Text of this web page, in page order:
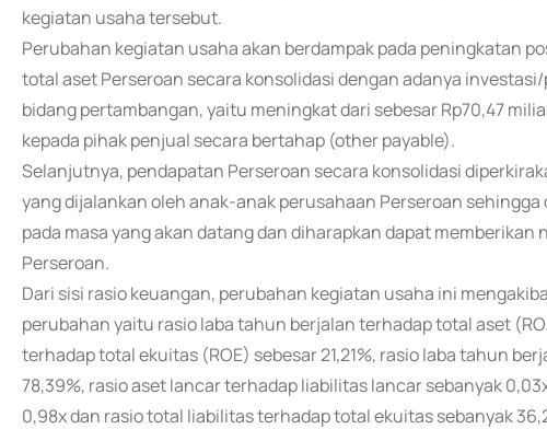
kegiatan usaha tersebut.
Perubahan kegiatan usaha akan berdampak pada peningkatan
total aset Perseroan secara konsolidasi dengan adanya
bidang pertambangan, yaitu meningkat dari sebesar Rp70,47
kepada pihak penjual secara bertahap (other payable).
Selanjutnya, pendapatan Perseroan secara konsolidasi
yang dijalankan oleh anak-anak perusahaan Perseroan
pada masa yang akan datang dan diharapkan dapat
Perseroan.
Dari sisi rasio keuangan, perubahan kegiatan usaha ini
perubahan yaitu rasio laba tahun berjalan terhadap total aset
terhadap total ekuitas (ROE) sebesar 21,21%, rasio laba tahun
78,39%, rasio aset lancar terhadap liabilitas lancar sebanyak
0,98x dan rasio total liabilitas terhadap total ekuitas sebanyak